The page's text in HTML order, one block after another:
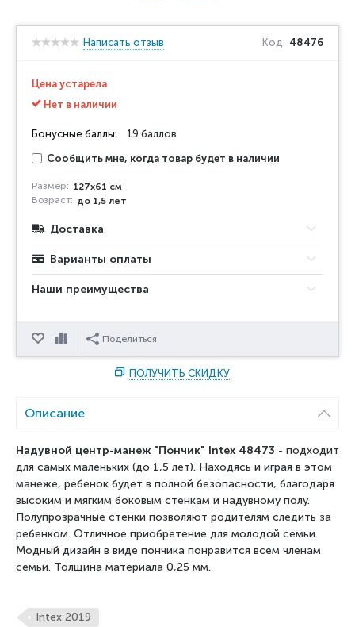
Написать отзыв Код: 48476
Цена устарела
Нет в наличии
Бонусные баллы: 19 баллов
Сообщить мне, когда товар будет в наличии
Размер: 127х61 см
Возраст: до 1,5 лет
Доставка
Варианты оплаты
Наши преимущества
ОтложитьСравнитьПоделиться
ПОЛУЧИТЬ СКИДКУ
Описание
Надувной центр-манеж "Пончик" Intex 48473 - подходит
для самых маленьких (до 1,5 лет). Находясь и играя в этом
манеже, ребенок будет в полной безопасности, благодаря
высоким и мягким боковым стенкам и надувному полу.
Полупрозрачные стенки позволяют родителям следить за
ребенком. Отличное приобретение для молодой семьи.
Модный дизайн в виде пончика понравится всем членам
семьи. Толщина материала 0,25 мм.
Intex 2019